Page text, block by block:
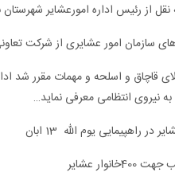
از رئیس اداره امورعشایر شهرستان
سازمان امور عشایری از شرکت
قاچاق و اسلحه و مهمات مقرر شد
نیروی انتظامی معرفی نماید…
یوم الله 13 ابان